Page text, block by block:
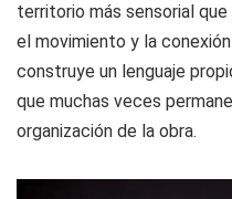
territorio más sensorial
el movimiento y la
construye un lenguaje
que muchas veces
organización de la obra.